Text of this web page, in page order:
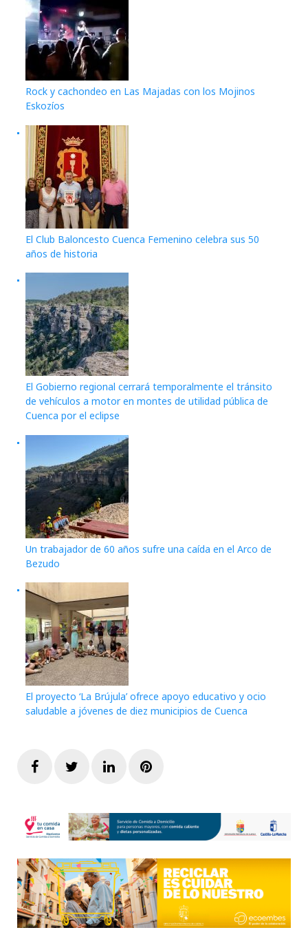
Rock y cachondeo en Las Majadas con los Mojinos
Eskozíos
El Club Baloncesto Cuenca Femenino celebra sus 50
años de historia
El Gobierno regional cerrará temporalmente el tránsito
de vehículos a motor en montes de utilidad pública de
Cuenca por el eclipse
Un trabajador de 60 años sufre una caída en el Arco de
Bezudo
El proyecto ‘La Brújula’ ofrece apoyo educativo y ocio
saludable a jóvenes de diez municipios de Cuenca
FacebookTwitterLinkedInPinterest